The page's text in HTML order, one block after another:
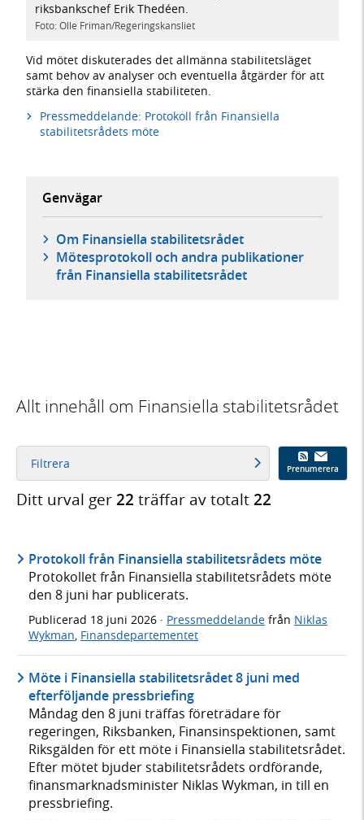
riksbankschef Erik Thedéen.
Foto: Olle Friman/Regeringskansliet
Vid mötet diskuterades det allmänna stabilitetsläget
samt behov av analyser och eventuella åtgärder för att
stärka den finansiella stabiliteten.
Pressmeddelande: Protokoll från Finansiella
stabilitetsrådets möte
Genvägar
Om Finansiella stabilitetsrådet
Mötesprotokoll och andra publikationer
från Finansiella stabilitetsrådet
Allt innehåll om Finansiella stabilitetsrådet
Filtrera Prenumerera
Ditt urval ger22 träffar av totalt22
Protokoll från Finansiella stabilitetsrådets möte
Protokollet från Finansiella stabilitetsrådets möte
den 8 juni har publicerats.
Publicerad 18 juni 2026 · Pressmeddelande från Niklas
Wykman, Finansdepartementet
Möte i Finansiella stabilitetsrådet 8 juni med
efterföljande pressbriefing
Måndag den 8 juni träffas företrädare för
regeringen, Riksbanken, Finansinspektionen, samt
Riksgälden för ett möte i Finansiella stabilitetsrådet.
Efter mötet bjuder stabilitetsrådets ordförande,
finansmarknadsminister Niklas Wykman, in till en
pressbriefing.